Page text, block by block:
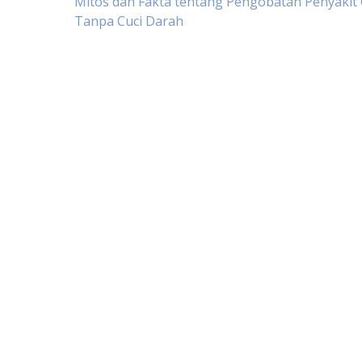
Post
Tanpa Cuci Darah